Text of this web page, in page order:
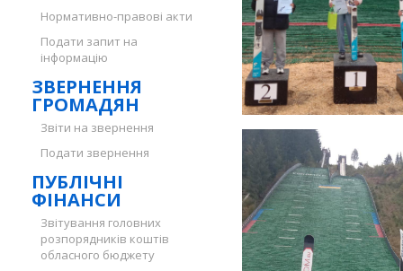
Нормативно-правові акти
Подати запит на
інформацію
ЗВЕРНЕННЯ
ГРОМАДЯН
Звіти на звернення
Подати звернення
ПУБЛІЧНІ
ФІНАНСИ
Звітування головних
розпорядників коштів
обласного бюджету